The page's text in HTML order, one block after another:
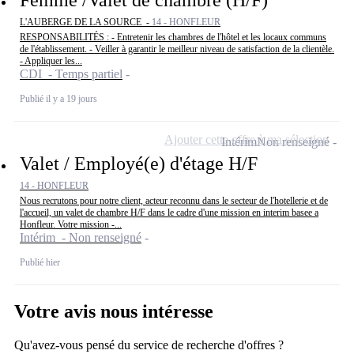
L'AUBERGE DE LA SOURCE - 14 - HONFLEUR
RESPONSABILITÉS : - Entretenir les chambres de l'hôtel et les locaux communs
de l'établissement. - Veiller à garantir le meilleur niveau de satisfaction de la clientèle.
- Appliquer les...
CDI - Temps partiel
Publié il y a 19 jours
Valet / Employé(e) d'étage H/F
14 - HONFLEUR
Nous recrutons pour notre client, acteur reconnu dans le secteur de l'hotellerie et de
l'accueil, un valet de chambre H/F dans le cadre d'une mission en interim basee a
Honfleur. Votre mission -...
Intérim - Non renseigné
Publié hier
IntérimNon renseigné
Ajouter cette offre à ma sélection
Votre avis nous intéresse
Qu'avez-vous pensé du service de recherche d'offres ?